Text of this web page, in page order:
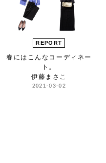
REPORT
春にはこんな コーディネー
ト。
伊藤まさこ
2021-03-02